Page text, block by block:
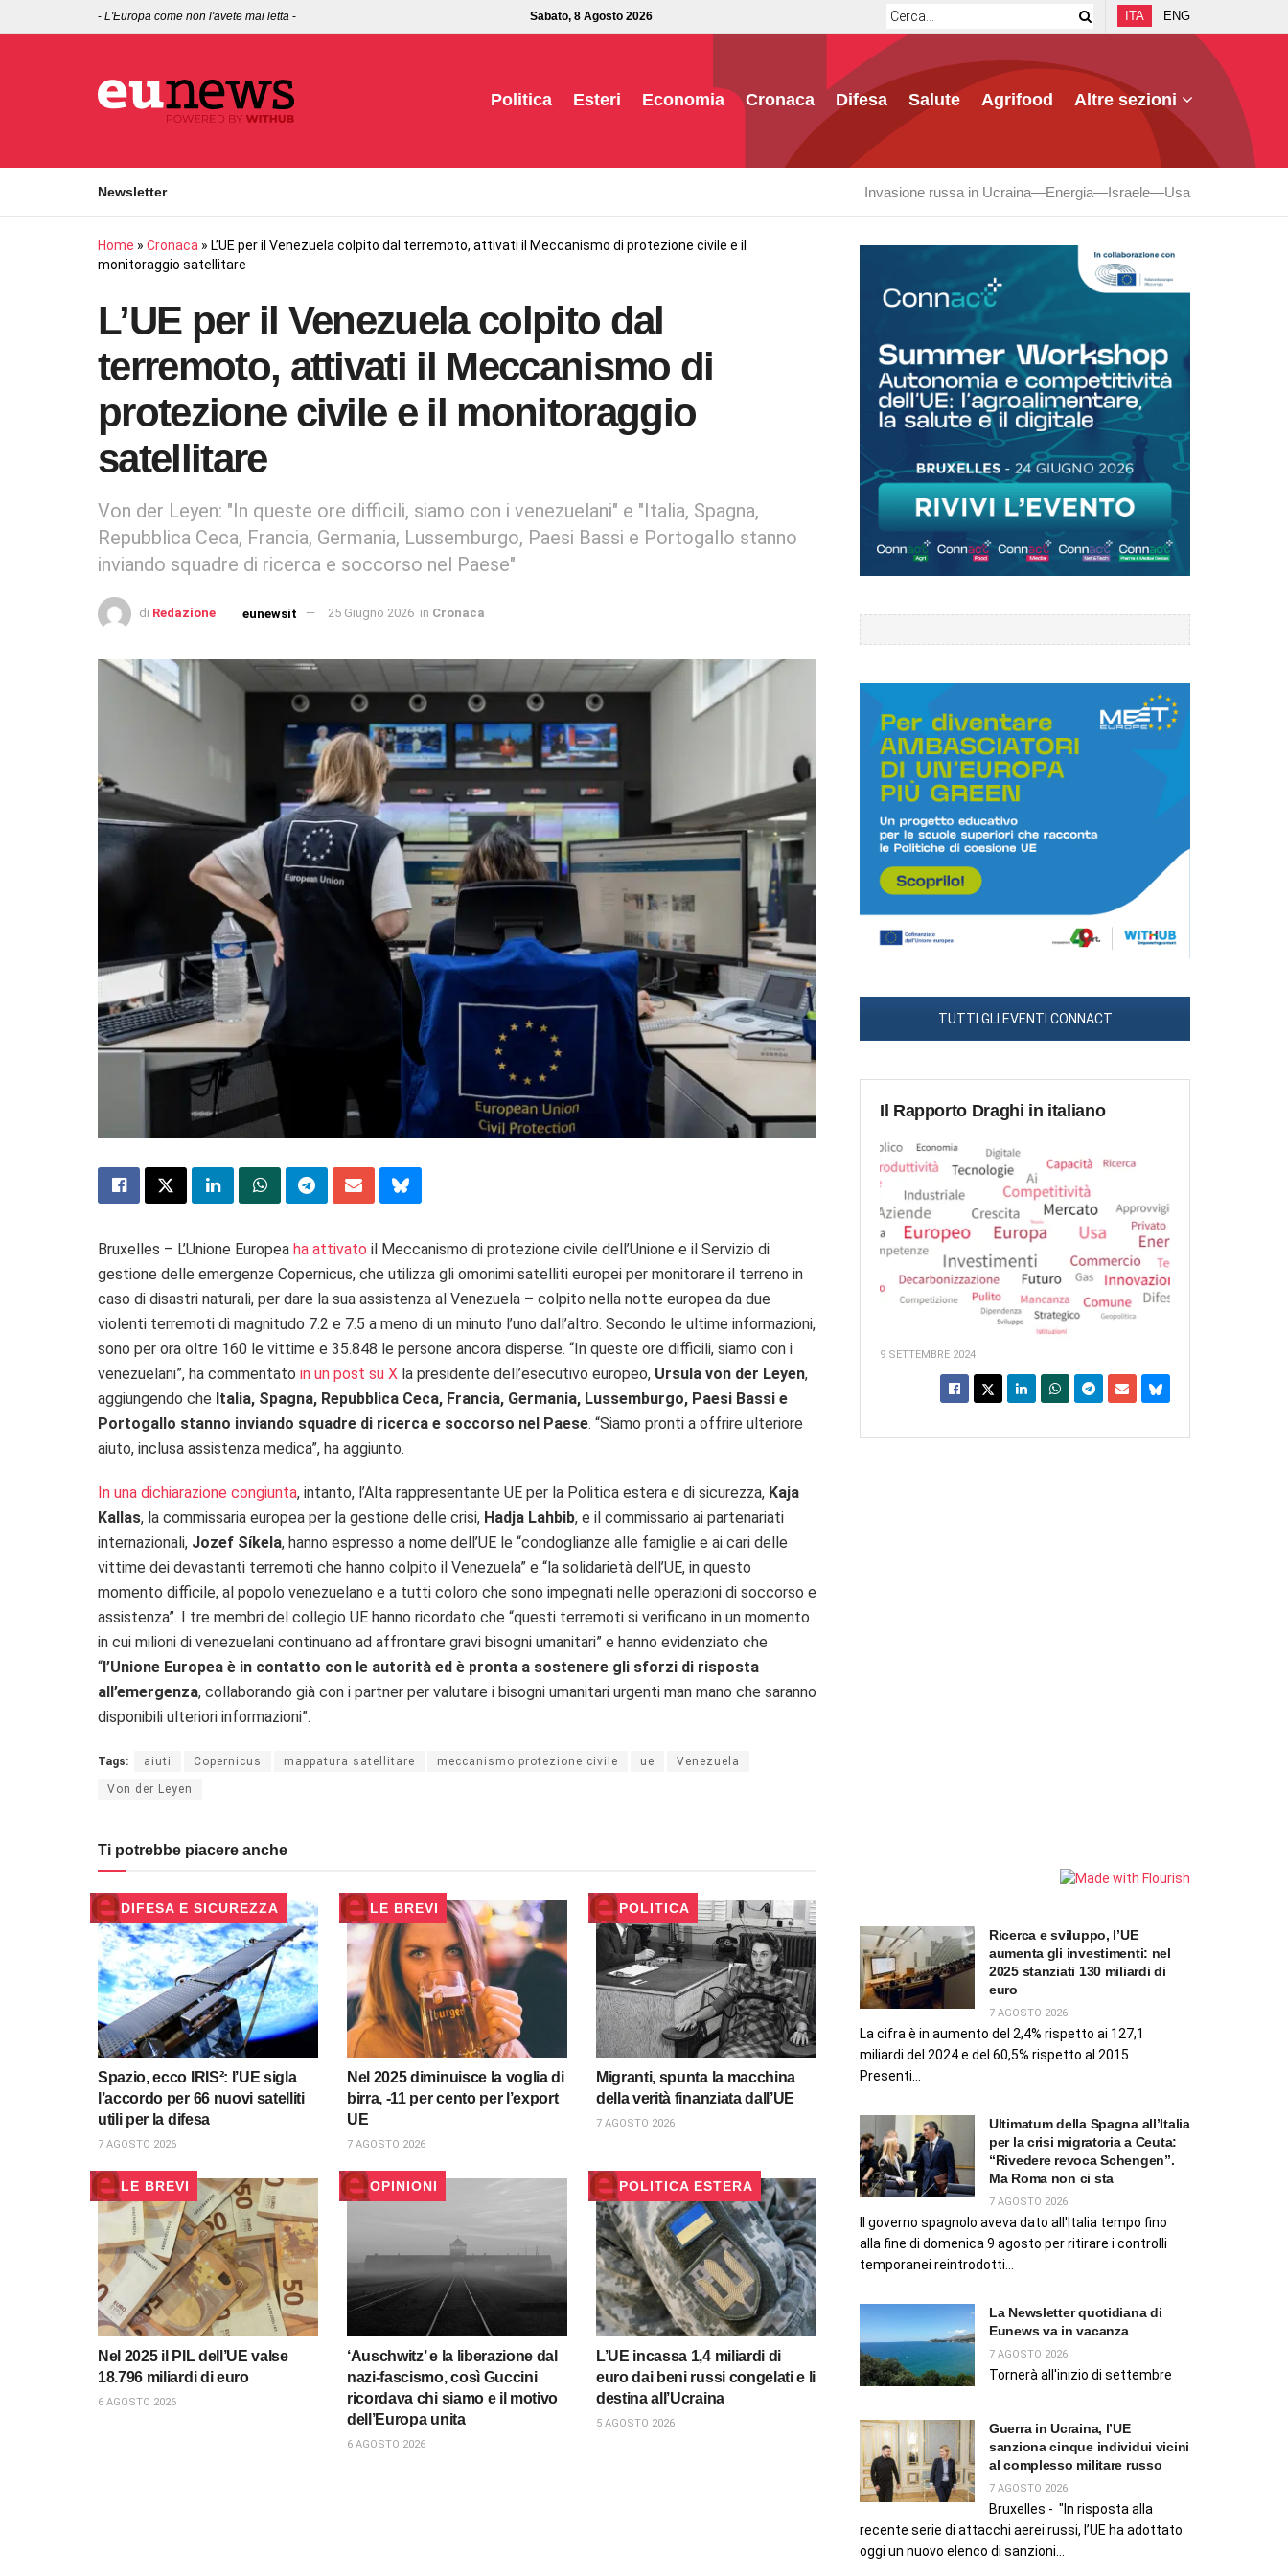
- L'Europa come non l'avete mai letta - Sabato, 8 Agosto 2026 ITA ENG
Politica Esteri Economia Cronaca Difesa Salute Agrifood Altre sezioni
Newsletter Invasione russa in Ucraina Energia Israele Usa
Home » Cronaca » L’UE per il Venezuela colpito dal terremoto, attivati il Meccanismo di protezione civile e il
monitoraggio satellitare
L’UE per il Venezuela colpito dal
terremoto, attivati il Meccanismo di
protezione civile e il monitoraggio
satellitare
Von der Leyen: "In queste ore difficili, siamo con i venezuelani" e "Italia, Spagna,
Repubblica Ceca, Francia, Germania, Lussemburgo, Paesi Bassi e Portogallo stanno
inviando squadre di ricerca e soccorso nel Paese"
di Redazione eunewsit 25 Giugno 2026 in Cronaca
Bruxelles – L’Unione Europea ha attivato il Meccanismo di protezione civile dell’Unione e il Servizio di
gestione delle emergenze Copernicus, che utilizza gli omonimi satelliti europei per monitorare il terreno in
caso di disastri naturali, per dare la sua assistenza al Venezuela – colpito nella notte europea da due
violenti terremoti di magnitudo 7.2 e 7.5 a meno di un minuto l’uno dall’altro. Secondo le ultime informazioni,
sono per ora oltre 160 le vittime e 35.848 le persone ancora disperse. “In queste ore difficili, siamo con i
venezuelani”, ha commentato in un post su X la presidente dell’esecutivo europeo, Ursula von der Leyen,
aggiungendo che Italia, Spagna, Repubblica Ceca, Francia, Germania, Lussemburgo, Paesi Bassi e
Portogallo stanno inviando squadre di ricerca e soccorso nel Paese. “Siamo pronti a offrire ulteriore
aiuto, inclusa assistenza medica”, ha aggiunto.
In una dichiarazione congiunta, intanto, l’Alta rappresentante UE per la Politica estera e di sicurezza, Kaja
Kallas, la commissaria europea per la gestione delle crisi, Hadja Lahbib, e il commissario ai partenariati
internazionali, Jozef Síkela, hanno espresso a nome dell’UE le “condoglianze alle famiglie e ai cari delle
vittime dei devastanti terremoti che hanno colpito il Venezuela” e “la solidarietà dell’UE, in questo
momento difficile, al popolo venezuelano e a tutti coloro che sono impegnati nelle operazioni di soccorso e
assistenza”. I tre membri del collegio UE hanno ricordato che “questi terremoti si verificano in un momento
in cui milioni di venezuelani continuano ad affrontare gravi bisogni umanitari” e hanno evidenziato che
“l’Unione Europea è in contatto con le autorità ed è pronta a sostenere gli sforzi di risposta
all’emergenza, collaborando già con i partner per valutare i bisogni umanitari urgenti man mano che saranno
disponibili ulteriori informazioni”.
Tags: aiuti Copernicus mappatura satellitare meccanismo protezione civile ue Venezuela
Von der Leyen
Ti potrebbe piacere anche
DIFESA E SICUREZZA
Spazio, ecco IRIS²: l’UE sigla
l’accordo per 66 nuovi satelliti
utili per la difesa
7 AGOSTO 2026
LE BREVI
Nel 2025 diminuisce la voglia di
birra, -11 per cento per l’export
UE
7 AGOSTO 2026
POLITICA
Migranti, spunta la macchina
della verità finanziata dall’UE
7 AGOSTO 2026
LE BREVI
Nel 2025 il PIL dell’UE valse
18.796 miliardi di euro
6 AGOSTO 2026
OPINIONI
‘Auschwitz’ e la liberazione dal
nazi-fascismo, così Guccini
ricordava chi siamo e il motivo
dell’Europa unita
6 AGOSTO 2026
POLITICA ESTERA
L’UE incassa 1,4 miliardi di
euro dai beni russi congelati e li
destina all’Ucraina
5 AGOSTO 2026
TUTTI GLI EVENTI CONNACT
Il Rapporto Draghi in italiano
9 SETTEMBRE 2024
Ricerca e sviluppo, l’UE
aumenta gli investimenti: nel
2025 stanziati 130 miliardi di
euro
7 AGOSTO 2026
La cifra è in aumento del 2,4% rispetto ai 127,1
miliardi del 2024 e del 60,5% rispetto al 2015.
Presenti...
Ultimatum della Spagna all’Italia
per la crisi migratoria a Ceuta:
“Rivedere revoca Schengen”.
Ma Roma non ci sta
7 AGOSTO 2026
Il governo spagnolo aveva dato all'Italia tempo fino
alla fine di domenica 9 agosto per ritirare i controlli
temporanei reintrodotti...
La Newsletter quotidiana di
Eunews va in vacanza
7 AGOSTO 2026
Tornerà all'inizio di settembre
Guerra in Ucraina, l’UE
sanziona cinque individui vicini
al complesso militare russo
7 AGOSTO 2026
Bruxelles - "In risposta alla
recente serie di attacchi aerei russi, l’UE ha adottato
oggi un nuovo elenco di sanzioni...